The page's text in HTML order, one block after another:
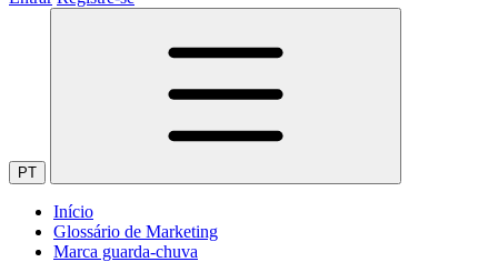
PT
Início
Glossário de Marketing
Marca guarda-chuva